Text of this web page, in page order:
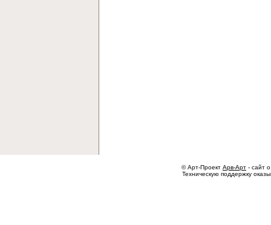
© Арт-Проект Арв-Арт - сайт
Техническую поддержку